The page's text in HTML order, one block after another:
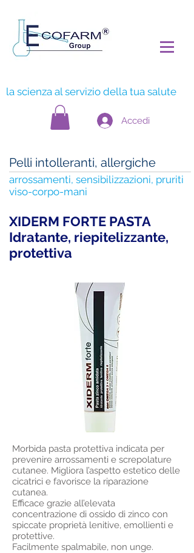
la scienza al servizio della tua salute
Accedi
Pelli intolleranti, allergiche
arrossamenti, sensibilizzazioni, pruriti
viso-corpo-mani
XIDERM FORTE PASTA
Idratante, riepitelizzante,
protettiva
Morbida pasta protettiva indicata per
prevenire arrossamenti e screpolature
cutanee. Migliora l’aspetto estetico delle
cicatrici e favorisce la riparazione
cutanea.
Efficace grazie all’elevata
concentrazione di ossido di zinco con
spiccate proprietà lenitive, emollienti e
protettive.
Facilmente spalmabile, non unge.